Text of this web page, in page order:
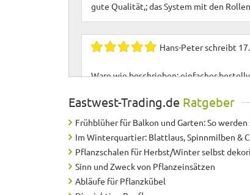
gute Qualität,; das System mit den
Hans-Peterschreibt
Ware wie beschrieben; einfacher
Gute Qualität und schnelle Lieferung.
Gitta
Eastwest-Trading.de Ratgeber
Frühblüher für Balkon und Garten: So
Im Winterquartier: Blattlaus, Spinnmilben &
Pflanzschalen für Herbst/Winter selbst
Sinn und Zweck von Pflanzeinsätzen
Abläufe für Pflanzkübel